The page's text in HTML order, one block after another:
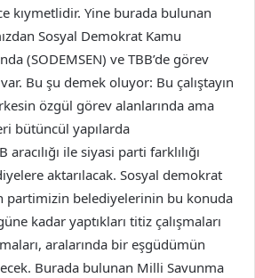
kıymetlidir. Yine burada bulunan
Sosyal Demokrat Kamu
(SODEMSEN) ve TBB’de görev
Bu şu demek oluyor: Bu çalıştayın
özgül görev alanlarında ama
bütüncül yapılarda
ile siyasi parti farklılığı
aktarılacak. Sosyal demokrat
partimizin belediyelerinin bu konuda
kadar yaptıkları titiz çalışmaları
aralarında bir eşgüdümün
Burada bulunan Milli Savunma